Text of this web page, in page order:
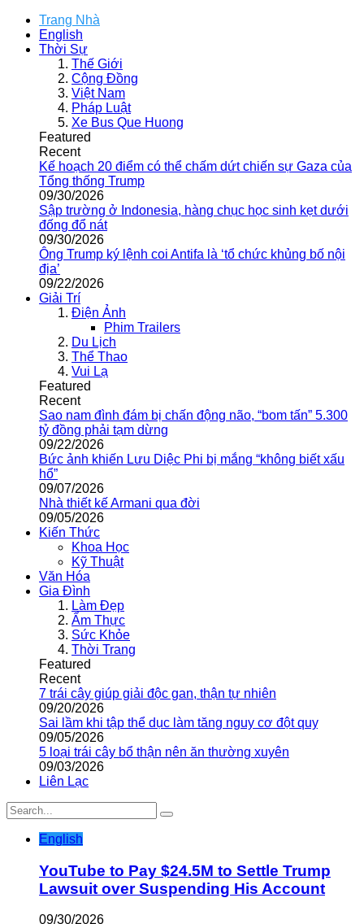
Trang Nhà
English
Thời Sự
Thế Giới
Cộng Đồng
Việt Nam
Pháp Luật
Xe Bus Que Huong
Featured
Recent
Kế hoạch 20 điểm có thể chấm dứt chiến sự Gaza của
Tổng thống Trump
09/30/2026
Sập trường ở Indonesia, hàng chục học sinh kẹt dưới
đống đổ nát
09/30/2026
Ông Trump ký lệnh coi Antifa là ‘tổ chức khủng bố nội
địa’
09/22/2026
Giải Trí
Điện Ảnh
Phim Trailers
Du Lịch
Thể Thao
Vui Lạ
Featured
Recent
Sao nam đình đám bị chấn động não, “bom tấn” 5.300
tỷ đồng phải tạm dừng
09/22/2026
Bức ảnh khiến Lưu Diệc Phi bị mắng “không biết xấu
hổ”
09/07/2026
Nhà thiết kế Armani qua đời
09/05/2026
Kiến Thức
Khoa Học
Kỹ Thuật
Văn Hóa
Gia Đình
Làm Đẹp
Ẩm Thực
Sức Khỏe
Thời Trang
Featured
Recent
7 trái cây giúp giải độc gan, thận tự nhiên
09/20/2026
Sai lầm khi tập thể dục làm tăng nguy cơ đột quỵ
09/05/2026
5 loại trái cây bổ thận nên ăn thường xuyên
09/03/2026
Liên Lạc
English
YouTube to Pay $24.5M to Settle Trump
Lawsuit over Suspending His Account
09/30/2026